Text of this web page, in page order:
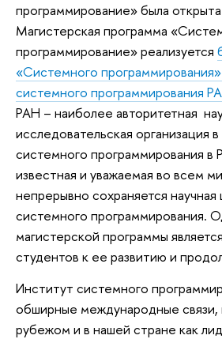
программирование» была
Магистерская программа
программирование» реализуется
«Системного
системного программирования
РАН – наиболее авторитетная
исследовательская организация
системного программирования в
известная и уважаемая во всем
непрерывно сохраняется научная
системного программирования.
магистерской программы
студентов к ее развитию и
Институт системного
обширные международные связи,
рубежом и в нашей стране как